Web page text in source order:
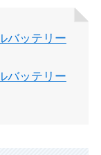
バッテリー
バッテリー